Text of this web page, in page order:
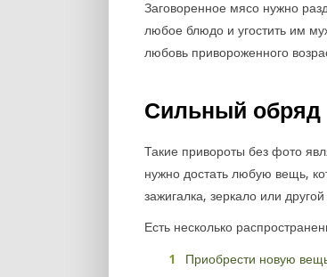
Заговоренное мясо нужно
любое блюдо и угостить им
любовь привороженного
Сильный обряд
Такие привороты без фото
нужно достать любую вещь,
зажигалка, зеркало или
Есть несколько
Приобрести новую